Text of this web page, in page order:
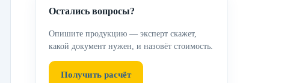
Остались вопросы?
Опишите продукцию — эксперт скажет,
какой документ нужен, и назовёт стоимость.
Получить расчёт